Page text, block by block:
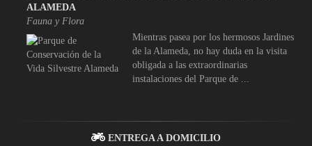
ALAMEDA
Fauna y Flora
Mientras pasea por los hermosos Jardines
de la Alameda, no hay duda en la visita
obligada a las extraordinarias
instalaciones del Parque de ...
ENTREGA A DOMICILIO